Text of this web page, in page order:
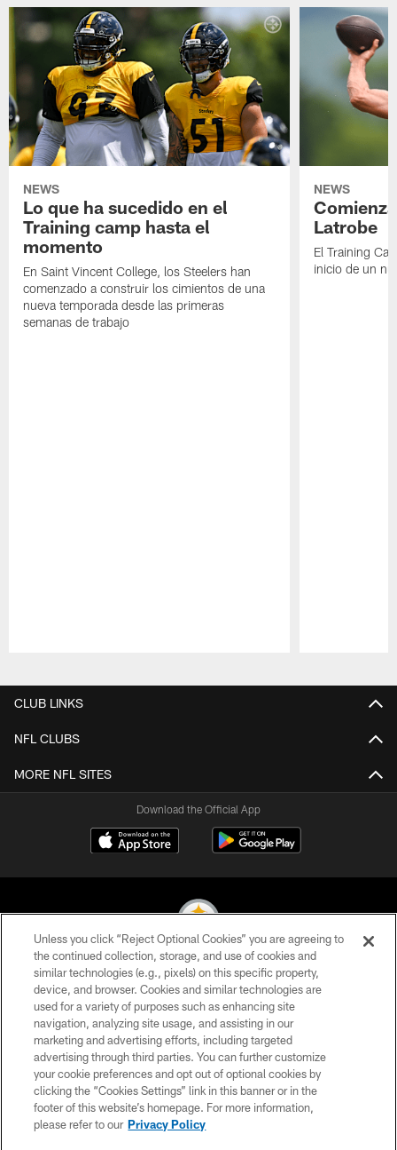
NEWS
Lo que ha sucedido en el
Training camp hasta el
momento
En Saint Vincent College, los Steelers han
comenzado a construir los cimientos de una
nueva temporada desde las primeras
semanas de trabajo
NEWS
Latrobe
El Training
inicio de un
CLUB LINKS
NFL CLUBS
MORE NFL SITES
Download the Official App
© 2026 Pittsburgh Steelers. All Rights Reserved
PRIVACY POLICY
TERMS OF USE
ACCESSIBILITY
CONTACT US
SITE MAP
Unless you click “Reject Optional Cookies” you are agreeing to
the continued collection, storage, and use of cookies and
similar technologies (e.g., pixels) on this specific property,
device, and browser. Cookies and similar technologies are
used for a variety of purposes such as enhancing site
navigation, analyzing site usage, and assisting in our
marketing and advertising efforts, including targeted
advertising through third parties. You can further customize
your cookie preferences and opt out of optional cookies by
clicking the “Cookies Settings” link in this banner or in the
footer of this website’s homepage. For more information,
please refer to our Privacy Policy